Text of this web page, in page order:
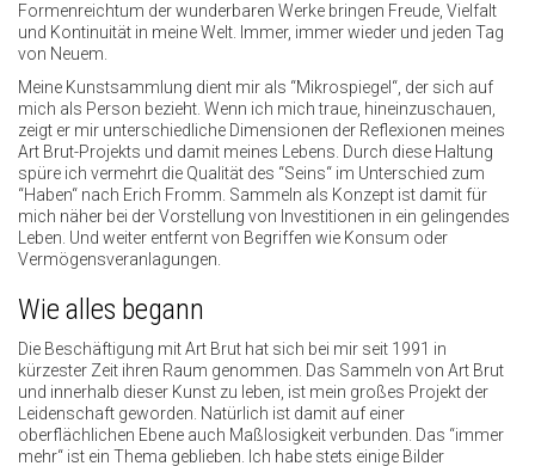
Formenreichtum der wunderbaren Werke bringen Freude, Vielfalt
und Kontinuität in meine Welt. Immer, immer wieder und jeden Tag
von Neuem.
Meine Kunstsammlung dient mir als “Mikrospiegel“, der sich auf
mich als Person bezieht. Wenn ich mich traue, hineinzuschauen,
zeigt er mir unterschiedliche Dimensionen der Reflexionen meines
Art Brut-Projekts und damit meines Lebens. Durch diese Haltung
spüre ich vermehrt die Qualität des “Seins“ im Unterschied zum
“Haben“ nach Erich Fromm. Sammeln als Konzept ist damit für
mich näher bei der Vorstellung von Investitionen in ein gelingendes
Leben. Und weiter entfernt von Begriffen wie Konsum oder
Vermögensveranlagungen.
Wie alles begann
Die Beschäftigung mit Art Brut hat sich bei mir seit 1991 in
kürzester Zeit ihren Raum genommen. Das Sammeln von Art Brut
und innerhalb dieser Kunst zu leben, ist mein großes Projekt der
Leidenschaft geworden. Natürlich ist damit auf einer
oberflächlichen Ebene auch Maßlosigkeit verbunden. Das “immer
mehr“ ist ein Thema geblieben. Ich habe stets einige Bilder